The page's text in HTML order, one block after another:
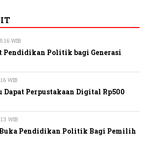
WIB
Pendidikan Politik bagi Generasi
WIB
Dapat Perpustakaan Digital Rp500
WIB
Pendidikan Politik Bagi Pemilih